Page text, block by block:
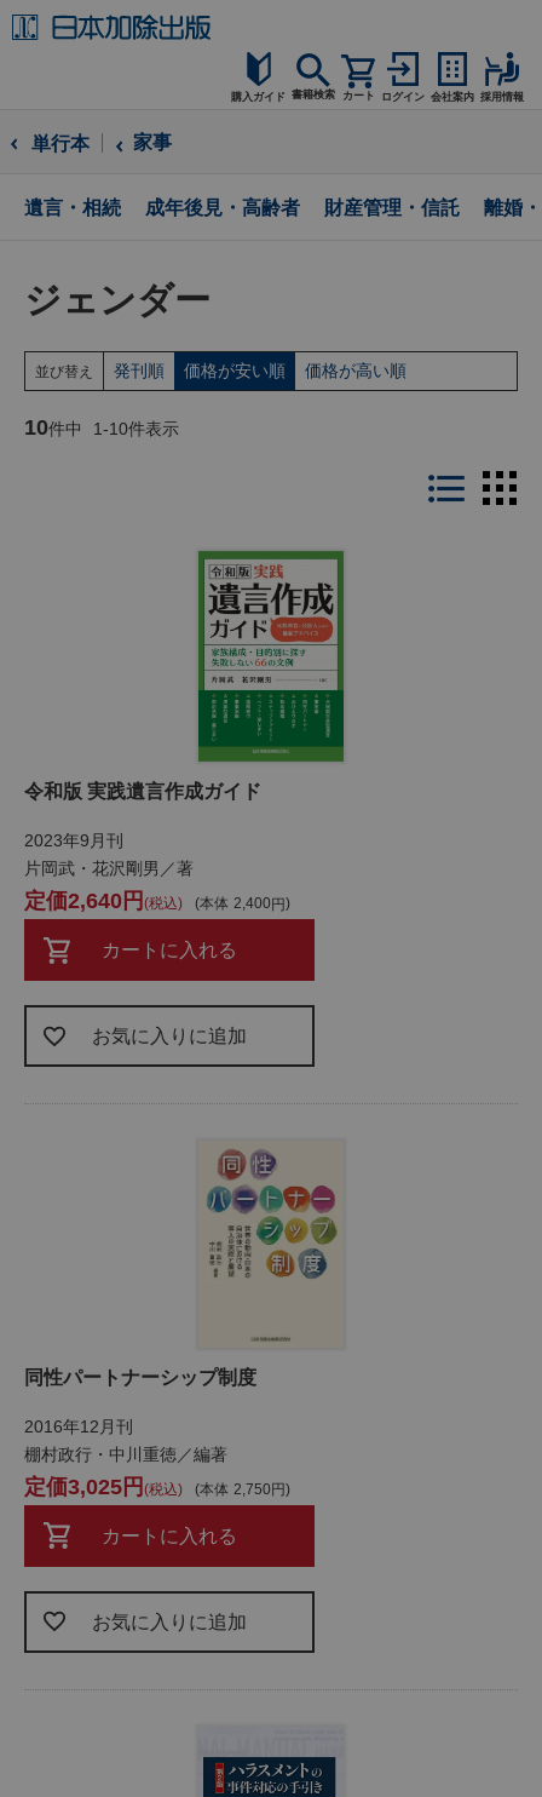
購入ガイド
購入ガイド
読者サポート
書籍検索 カート ログイン 会社案内 採用情報
単行本 家事
遺言・相続 成年後見・高齢者 財産管理・信託 離婚
ジェンダー
並び替え 発刊順 価格が安い順 価格が高い順
10件中 1-10件表示
LIST
令和版 実践遺言作成ガイド
2023年9月刊
片岡武・花沢剛男／著
本体 2,400
2,640 税込
カートに入れる
お気に入りに追加
同性パートナーシップ制度
2016年12月刊
棚村政行・中川重徳／編著
本体 2,750
3,025 税込
カートに入れる
お気に入りに追加